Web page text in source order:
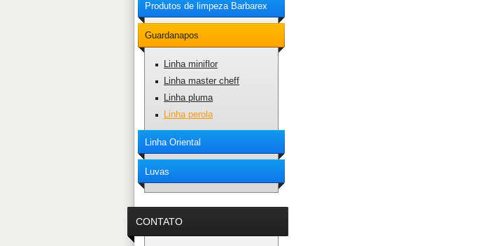
Produtos de limpeza Barbarex
Guardanapos
Linha miniflor
Linha master cheff
Linha pluma
Linha perola
Linha Oriental
Luvas
CONTATO